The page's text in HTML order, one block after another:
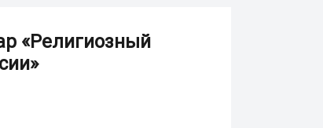
«Религиозный